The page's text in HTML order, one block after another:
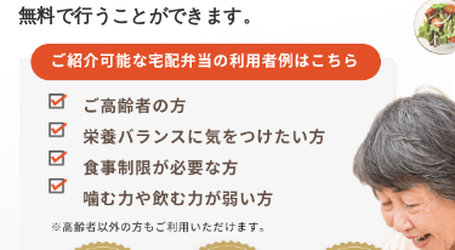
無料で行うことができます。